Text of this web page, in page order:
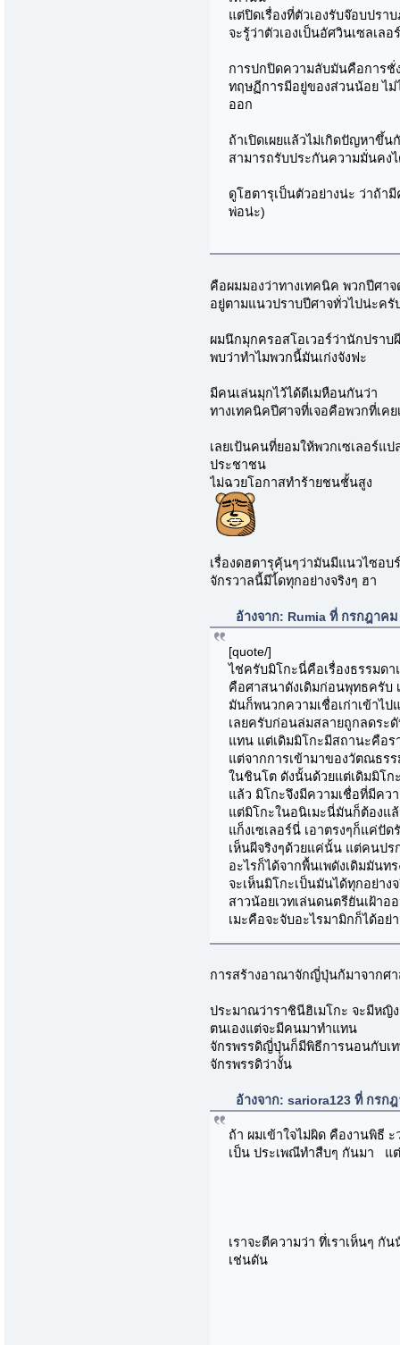
แต่ปิดเรื่องที่ตัวเองรับจ๊อบปร
จะรู้ว่าตัวเองเป็นอัศวินเซลเลอ
การปกปิดความลับมันคือการชั่
ทฤษฏีการมีอยู่ของส่วนน้อย ไม่
ออก
ถ้าเปิดเผยแล้วไม่เกิดปัญหาขึ้น
สามารถรับประกันความมั่นคง
ดูโฮตารุเป็นตัวอย่างน่ะ ว่าถ้า
พ่อน่ะ)
คือผมมองว่าทางเทคนิค พวกปีศา
อยู่ตามแนวปราบปีศาจทั่วไปน่ะครั
ผมนึกมุกครอสโอเวอร์ว่านักปรา
พบว่าทำไมพวกนี้มันเก่งจังฟะ
มีคนเล่นมุกไว้ได้ดีเมหือนกันว่า
ทางเทคนิคปีศาจที่เจอคือพวกที่เค
เลยเป้นคนที่ยอมให้พวกเซเลอร์แ
ประชาชน
ไม่ฉวยโอกาสทำร้ายชนชั้นสูง
เรื่องดฮตารุคุ้นๆว่ามันมีแนวไซอบ
จักรวาลนี้มีไ้ดทุกอย่างจริงๆ ฮา
อ้างจาก: Rumia ที่ กรกฎาคม
[quote/]
ไช่ครับมิโกะนี่คือเรื่องธรรม
คือศาสนาดังเดิมก่อนพุทธครับ
มันก็พนวกความเชื่อเก่าเข้าไป
เลยครับก่อนล่มสลายถูกลดระ
แทน แต่เดิมมิโกะมีสถานะคือร
แต่จากการเข้ามาของวัตณธร
ในชินโต ดังนั้นด้วยแต่เดิมมิโ
แล้ว มิโกะจึงมีความเชื่อที่มีคว
แต่มิโกะในอนิเมะนี่มันก็ต้องแ
แก็งเซเลอร์นี่ เอาตรงๆก็แค่ปั
เห็นผีจริงๆด้วยแค่นั้น แต่คนปร
อะไรก็ได้จากพื้นเพดังเดิมมัน
จะเห็นมิโกะเป็นมันได้ทุกอย่าง
สาวน้อยเวทเล่นดนตรียันเฝ้า
เมะคือจะจับอะไรมามิกก็ได้อย่
การสร้างอาณาจักญี่ปุ่นก้มาจากศ
ประมาณว่าราชินีฮิเมโกะ จะมีหญิ
ตนเองแต่จะมีคนมาทำแทน
จักรพรรดิญี่ปุ่นก็มีพิธีการนอนกับเ
จักรพรรดิว่างั้น
อ้างจาก: sariora123 ที่ กรก
ถ้า ผมเข้าใจไม่ผิด คืองานพิธี
เป็น ประเพณีทำสืบๆ กันมา แ
เราจะตีความว่า ทึ่เราเห็นๆ
เช่นดัน